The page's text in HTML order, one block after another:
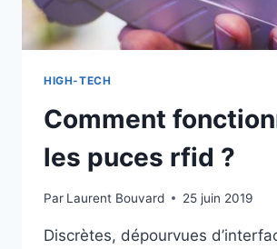
HIGH-TECH
Comment
les puces rfid ?
Par Laurent Bouvard 25 juin 2019
Discrètes, dépourvues